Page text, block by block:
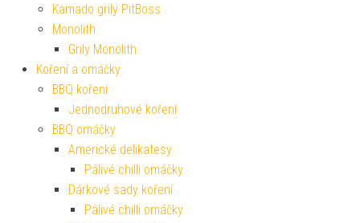
Kamado grily PitBoss
Monolith
Grily Monolith
Koření a omáčky
BBQ koření
Jednodruhové koření
BBQ omáčky
Americké delikatesy
Pálivé chilli omáčky
Dárkové sady koření
Pálivé chilli omáčky